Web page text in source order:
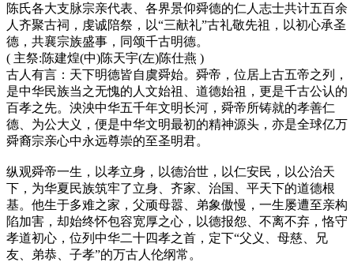
陈氏各大支脉宗亲代表、各界景仰舜德的仁人志士共计五百余
人齐聚古祠，虔诚陪祭，以“三献礼”古礼敬先祖，以初心承圣
德，共襄宗族盛事，同颂千古明德。
( 主祭:陈建煌(中)陈天宇(左)陈仕燕 )
古人有言：天下明德皆自虞舜始。舜帝，位居上古五帝之列，
是中华民族当之无愧的人文始祖、道德始祖，更是千古公认的
百孝之先。泱泱中华五千年文明长河，舜帝所铸就的孝善仁
德、为公大义，便是中华文明最初的精神源头，亦是全球亿万
舜裔宗亲心中永远尊崇的至圣明君。
纵观舜帝一生，以孝立身，以德治世，以仁安民，以公治天
下，为华夏民族筑牢了立身、齐家、治国、平天下的道德根
基。他生于多难之家，父顽母嚣、弟象傲慢，一生屡遭至亲构
陷加害，却始终怀包容宽厚之心，以德报怨、不离不弃，恪守
孝道初心，位列中华二十四孝之首，定下“父义、母慈、兄
友、弟恭、子孝”的万古人伦纲常。